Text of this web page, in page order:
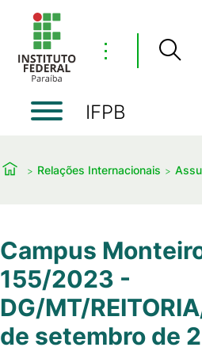
⋮
IFPB
Relações Internacionais
Campus
155/2023 -
DG/MT/
de setembro de